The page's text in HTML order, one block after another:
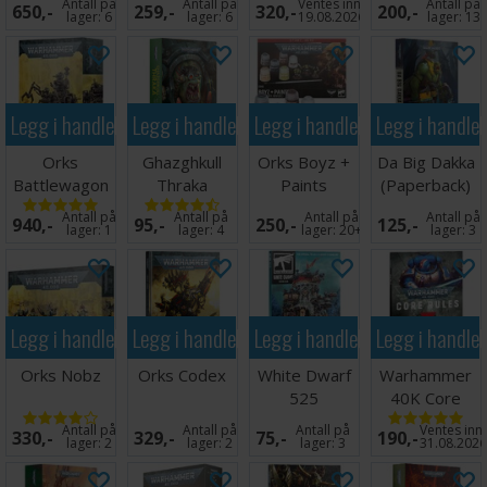
650,- Antall på
lager:6 259,- Antall på
lager:6 320,-Ventes inn
19.08.2026 200,- Antall på
lager: 13
Legg i handlekurven
Orks
Battlewagon
940,- Antall på
lager:1
Legg i handlekurven
Ghazghkull
Thraka
Prophet of
the Waaagh
95,- Antall på
lager:4
Legg i handlekurven
Orks Boyz +
Paints
250,- Antall på
lager:20+
Legg i
Da Big Dakka
(Paperback)
125,- Antall på
lager:3
Legg i handlekurven
Orks Nobz
330,- Antall på
lager:2
Legg i handlekurven
Orks Codex
329,- Antall på
lager:2
Legg i handlekurven
White Dwarf
525
75,- Antall på
lager:3
Legg i
Warhammer
40K Core
Rules
190,-Ventes inn
31.08.2026